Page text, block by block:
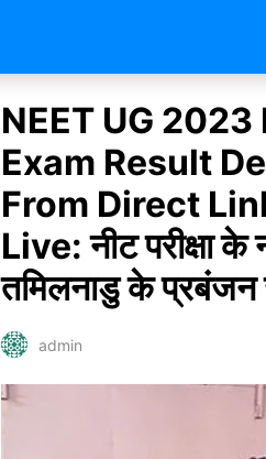
NEET UG
Exam Result
From Direct
Live: नीट परीक्षा के
तमिलनाडु के प्रबंजन
admin